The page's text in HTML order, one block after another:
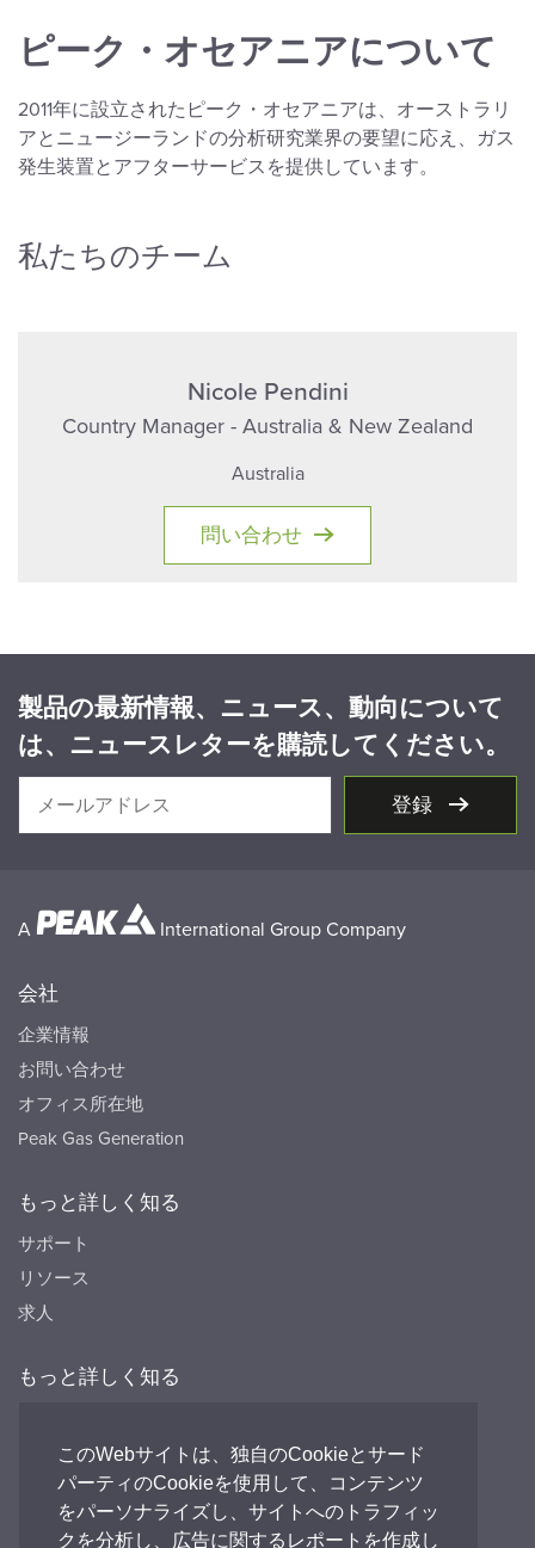
このWebサイトは、独自のCookieとサード
パーティのCookieを使用して、コンテンツ
をパーソナライズし、サイトへのトラフィッ
クを分析し、広告に関するレポートを作成し
ピーク・オセアニアについて
2011年に設立されたピーク・オセアニアは、オーストラリ
アとニュージーランドの分析研究業界の要望に応え、ガス
発生装置とアフターサービスを提供しています。
私たちのチーム
Nicole Pendini
Country Manager - Australia & New Zealand
Australia
問い合わせ
製品の最新情報、ニュース、動向について
は、ニュースレターを購読してください。
登録
A International Group Company
会社
企業情報
お問い合わせ
オフィス所在地
Peak Gas Generation
もっと詳しく知る
サポート
リソース
求人
もっと詳しく知る
Peak HQ tel:+44 141 812 8100
PEAK Japan tel:+81 (0)3-6825-4525